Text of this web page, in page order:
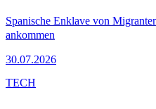
Spanische Enklave von
ankommen
30.07.2026
TECH